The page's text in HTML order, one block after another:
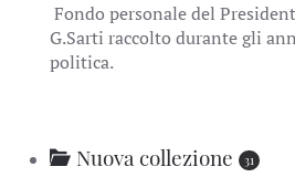
Fondo personale del
G.Sarti raccolto durante gli
politica.
Nuova collezione 31